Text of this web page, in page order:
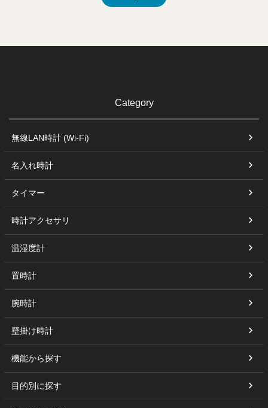
Category
無線LAN時計 (Wi-Fi)
名入れ時計
タイマー
時計アクセサリ
温湿度計
置時計
腕時計
壁掛け時計
機能から探す
目的別に探す